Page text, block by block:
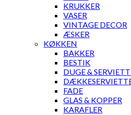
KRUKKER
VASER
VINTAGE DECOR
ÆSKER
KØKKEN
BAKKER
BESTIK
DUGE &
FADE
GLAS & KOPPER
KARAFLER